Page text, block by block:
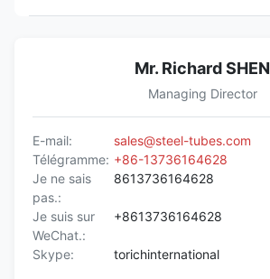
Mr. Richard SHEN
Managing Director
E-mail:
sales@steel-tubes.com
Télégramme: +86-13736164628
Je ne sais
pas.:
8613736164628
Je suis sur
WeChat.:
+8613736164628
Skype: torichinternational